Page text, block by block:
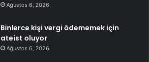
Ağustos 6, 2026
Binlerce kişi vergi ödememek için
ateist oluyor
Ağustos 6, 2026